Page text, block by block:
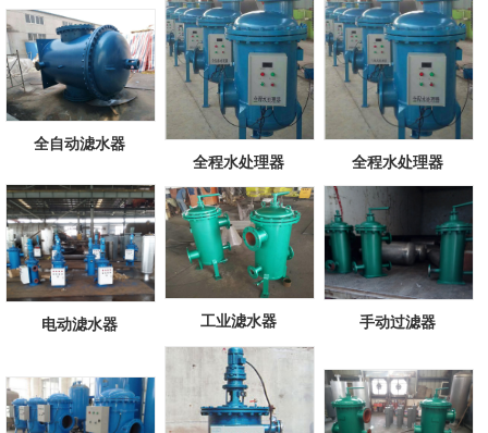
全自动滤水器
全程水处理器
全程水处理器
电动滤水器 工业滤水器 手动过滤器